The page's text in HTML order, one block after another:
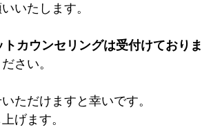
いたします。
カウンセリングは受付けており
さい。
ただけますと幸いです。
げます。